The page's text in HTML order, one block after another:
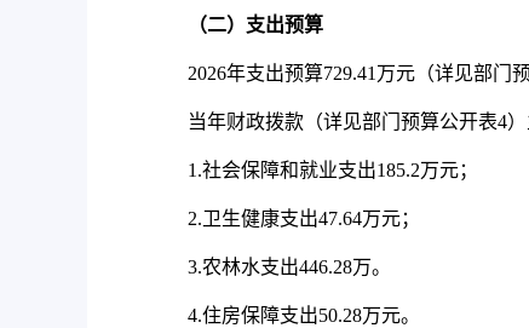
（二）支出预算
2026年支出预算729.41 万元（详见部门
当年财政拨款（详见部门预算公开表4）
1.社会保障和就业支出185.2万元；
2.卫生健康支出47.64万元；
3.农林水支出446.28万。
4.住房保障支出50.28万元。